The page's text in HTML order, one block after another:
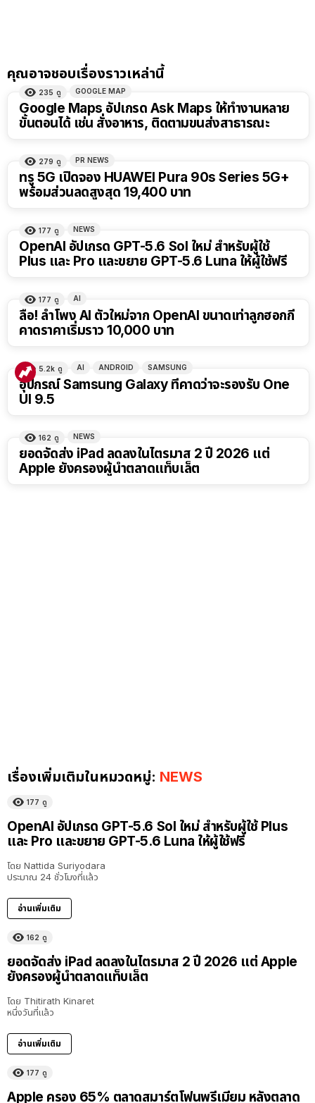
คุณอาจชอบเรื่องราวเหล่านี้
235 ดู GOOGLE MAP
Google Maps อัปเกรด Ask Maps ให้ทำงานหลาย
ขั้นตอนได้ เช่น สั่งอาหาร, ติดตามขนส่งสาธารณะ
279 ดู PR NEWS
ทรู 5G เปิดจอง HUAWEI Pura 90s Series 5G+
พร้อมส่วนลดสูงสุด 19,400 บาท
177 ดู NEWS
OpenAI อัปเกรด GPT-5.6 Sol ใหม่ สำหรับผู้ใช้
Plus และ Pro และขยาย GPT-5.6 Luna ให้ผู้ใช้ฟรี
177 ดู AI
ลือ! ลำโพง AI ตัวใหม่จาก OpenAI ขนาดเท่าลูกฮอกกี้
คาดราคาเริ่มราว 10,000 บาท
5.2k ดู AI ANDROID SAMSUNG
อุปกรณ์ Samsung Galaxy ที่คาดว่าจะรองรับ One
UI 9.5
162 ดู NEWS
ยอดจัดส่ง iPad ลดลงในไตรมาส 2 ปี 2026 แต่
Apple ยังครองผู้นำตลาดแท็บเล็ต
เรื่องเพิ่มเติมในหมวดหมู่: NEWS
177 ดู
OpenAI อัปเกรด GPT-5.6 Sol ใหม่ สำหรับผู้ใช้ Plus
และ Pro และขยาย GPT-5.6 Luna ให้ผู้ใช้ฟรี
โดย Nattida Suriyodara
ประมาณ 24 ชั่วโมงที่แล้ว
อ่านเพิ่มเติม
162 ดู
ยอดจัดส่ง iPad ลดลงในไตรมาส 2 ปี 2026 แต่ Apple
ยังครองผู้นำตลาดแท็บเล็ต
โดย Thitirath Kinaret
หนึ่งวันที่แล้ว
อ่านเพิ่มเติม
177 ดู
Apple ครอง 65% ตลาดสมาร์ตโฟนพรีเมียม หลังตลาด